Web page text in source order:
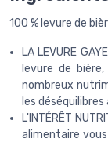
100 % levure de
LA LEVURE
levure de
nombreux
les
L'INTÉRÊT
alimentaire